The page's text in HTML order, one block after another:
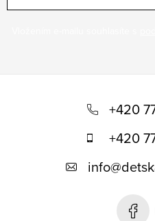
+420
+420
info@